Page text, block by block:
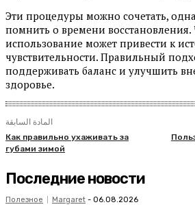
Эти процедуры можно сочетать,
помнить о времени восстановления.
использование может привести к
чувствительности. Правильный
поддерживать баланс и улучшить
здоровье.
المادة السابقة
Как правильно ухаживать за
губами зимой
Последние новости
Полезное Margaret - 06.08.2026